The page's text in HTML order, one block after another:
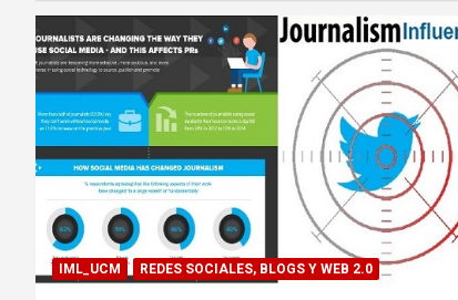
IML_UCM REDES SOCIALES, BLOGS Y WEB 2.0